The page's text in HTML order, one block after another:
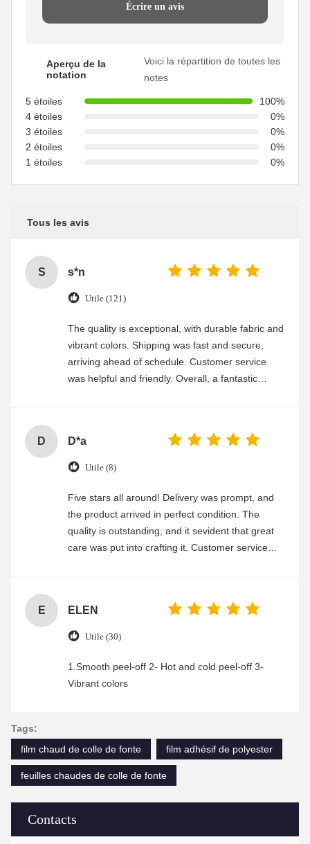
Contacts
Écrire un avis
Aperçu de la
notation
Voici la répartition de toutes les
notes
5 étoiles
100%
4 étoiles
0%
3 étoiles
0%
2 étoiles
0%
1 étoiles
0%
Tous les avis
S s*n
Utile (121)
The quality is exceptional, with durable fabric and
vibrant colors. Shipping was fast and secure,
arriving ahead of schedule. Customer service
was helpful and friendly. Overall, a fantastic
D D*a
Utile (8)
Five stars all around! Delivery was prompt, and
the product arrived in perfect condition. The
quality is outstanding, and it sevident that great
care was put into crafting it. Customer service
E ELEN
Utile (30)
1.Smooth peel-off 2- Hot and cold peel-off 3-
Vibrant colors
Tags:
film chaud de colle de fonte
film adhésif de polyester
feuilles chaudes de colle de fonte